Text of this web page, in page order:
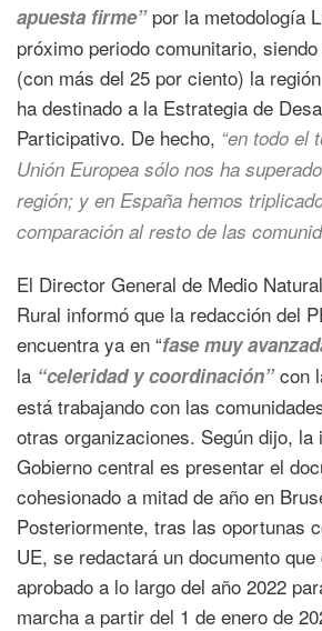
apuesta firme”por la metodología
próximo periodo comunitario,
(con más del 25 por ciento) la
ha destinado a la Estrategia de
Participativo. De hecho, “en todo el
Unión Europea sólo nos ha
región; y en España hemos
comparación al resto de las
El Director General de Medio
Rural informó que la redacción del
encuentra ya en “fase muy
la “celeridad y coordinación”con
está trabajando con las
otras organizaciones. Según dijo, la
Gobierno central es presentar el
cohesionado a mitad de año en
Posteriormente, tras las oportunas
UE, se redactará un documento
aprobado a lo largo del año 2022
marcha a partir del 1 de enero de